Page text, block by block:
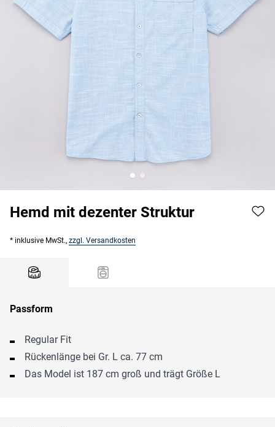
Hemd mit dezenter Struktur
* inklusive MwSt., zzgl. Versandkosten
Passform
Regular Fit
Rückenlänge bei Gr. L ca. 77 cm
Das Model ist 187 cm groß und trägt Größe L